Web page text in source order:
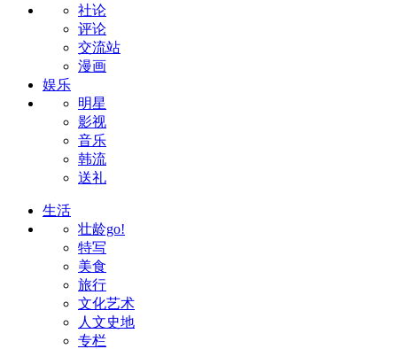
社论
评论
交流站
漫画
娱乐
明星
影视
音乐
韩流
送礼
生活
壮龄go!
特写
美食
旅行
文化艺术
人文史地
专栏